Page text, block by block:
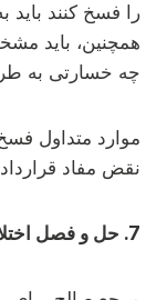
را فسخ کنند
همچنین، باید
چه خسارتی به
موارد متداول
نقض مفاد
7. حل و فصل اختلافات: